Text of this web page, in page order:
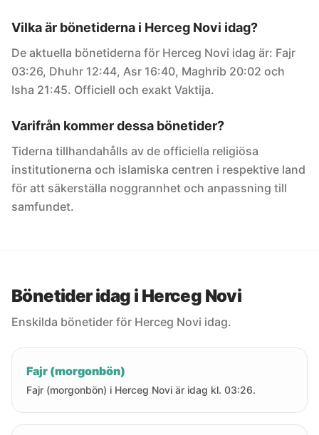
Vilka är bönetiderna i Herceg Novi idag?
De aktuella bönetiderna för Herceg Novi idag är: Fajr
03:26, Dhuhr 12:44, Asr 16:40, Maghrib 20:02 och
Isha 21:45. Officiell och exakt Vaktija.
Varifrån kommer dessa bönetider?
Tiderna tillhandahålls av de officiella religiösa
institutionerna och islamiska centren i respektive land
för att säkerställa noggrannhet och anpassning till
samfundet.
Bönetider idag i Herceg Novi
Enskilda bönetider för Herceg Novi idag.
Fajr (morgonbön)
Fajr (morgonbön) i Herceg Novi är idag kl. 03:26.